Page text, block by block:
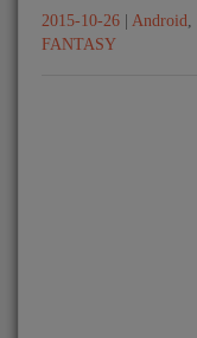
2015-10-26 Android,
FANTASY